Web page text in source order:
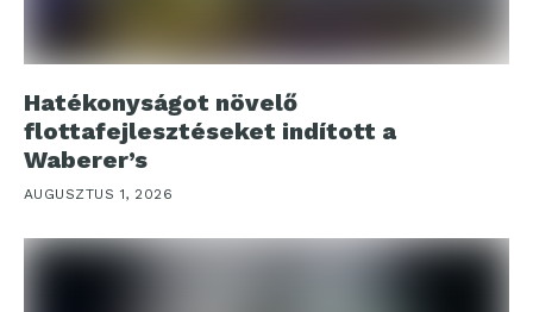
Hatékonyságot növelő
flottafejlesztéseket indított a
Waberer’s
AUGUSZTUS 1, 2026